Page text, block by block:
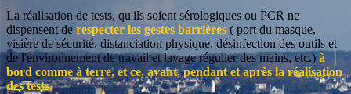
La réalisation de tests, qu'ils soient sérologiques ou PCR ne
dispensent de respecter les gestes barrières ( port du masque,
visière de sécurité, distanciation physique, désinfection des outils et
de l'environnement de travail et lavage régulier des mains, etc.) à
bord comme à terre, et ce, avant, pendant et après la réalisation
des tests.